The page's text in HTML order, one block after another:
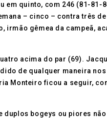
em quinto, com 246 (81-81-
– cinco – contra três
irmão gêmea da campeã,
acima do par (69).
de qualquer maneira
Monteiro ficou a seguir,
bogeys ou piores